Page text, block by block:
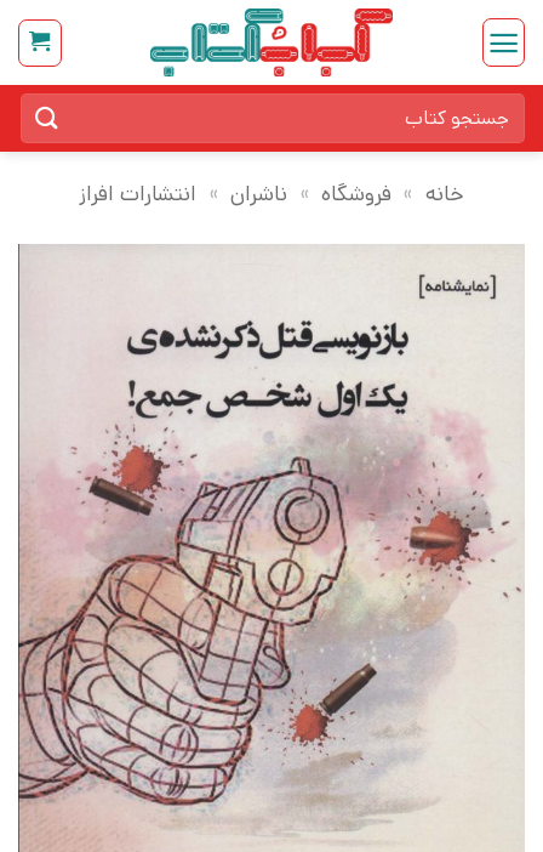
Skip
content
برای:
خانه » فروشگاه » ناشران » انتشارات افراز